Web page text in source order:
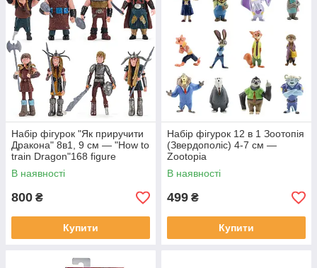
Набір фігурок "Як приручити
Дракона" 8в1, 9 см — "How to
train Dragon"168 figure
В наявності
800 ₴
Купити
Набір фігурок 12 в 1 Зоотопія
(Звердополіс) 4-7 см —
Zootopia
В наявності
499 ₴
Купити